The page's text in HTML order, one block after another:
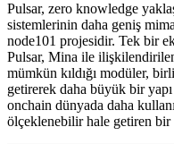
Pulsar, zero knowledge
sistemlerinin daha geniş
node101 projesidir. Tek bir
Pulsar, Mina ile
mümkün kıldığı modüler,
getirerek daha büyük bir
onchain dünyada daha
ölçeklenebilir hale getiren bir